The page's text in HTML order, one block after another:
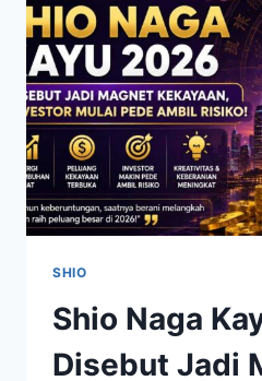
2026
DIPREDIKSI
DAPAT
KEJUTAN
FINANSIAL
BESAR
SHIO
Shio Naga
Disebut Jadi